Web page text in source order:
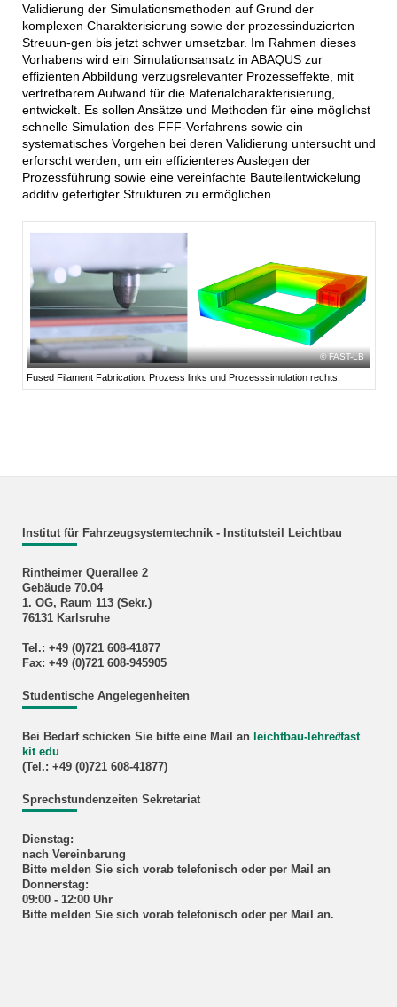
Validierung der Simulationsmethoden auf Grund der
komplexen Charakterisierung sowie der prozessinduzierten
Streuun-gen bis jetzt schwer umsetzbar. Im Rahmen dieses
Vorhabens wird ein Simulationsansatz in ABAQUS zur
effizienten Abbildung verzugsrelevanter Prozesseffekte, mit
vertretbarem Aufwand für die Materialcharakterisierung,
entwickelt. Es sollen Ansätze und Methoden für eine möglichst
schnelle Simulation des FFF-Verfahrens sowie ein
systematisches Vorgehen bei deren Validierung untersucht und
erforscht werden, um ein effizienteres Auslegen der
Prozessführung sowie eine vereinfachte Bauteilentwickelung
additiv gefertigter Strukturen zu ermöglichen.
FAST-LB
Fused Filament Fabrication. Prozess links und Prozesssimulation rechts.
Institut für Fahrzeugsystemtechnik - Institutsteil Leichtbau
Rintheimer Querallee 2
Gebäude 70.04
1. OG, Raum 113 (Sekr.)
76131 Karlsruhe
Tel.: +49 (0)721 608-41877
Fax: +49 (0)721 608-945905
Studentische Angelegenheiten
Bei Bedarf schicken Sie bitte eine Mail an leichtbau-lehre∂fast
kit edu
(Tel.: +49 (0)721 608-41877)
Sprechstundenzeiten Sekretariat
Dienstag:
nach Vereinbarung
Bitte melden Sie sich vorab telefonisch oder per Mail an
Donnerstag:
09:00 - 12:00 Uhr
Bitte melden Sie sich vorab telefonisch oder per Mail an.